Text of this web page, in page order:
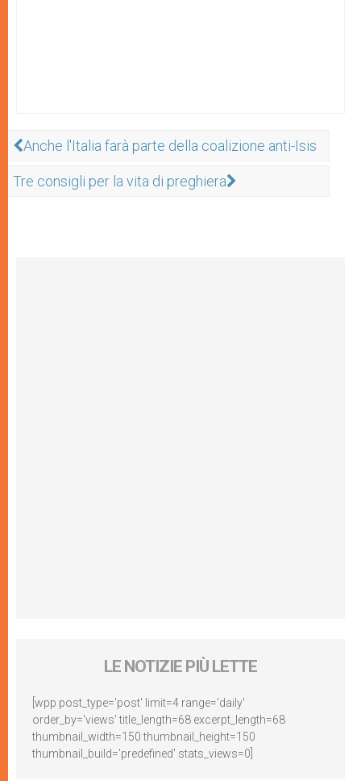
Anche l'Italia farà parte della coalizione anti-Isis
Tre consigli per la vita di preghiera
LE NOTIZIE PIÙ LETTE
[wpp post_type='post' limit=4 range='daily'
order_by='views' title_length=68 excerpt_length=68
thumbnail_width=150 thumbnail_height=150
thumbnail_build='predefined' stats_views=0]